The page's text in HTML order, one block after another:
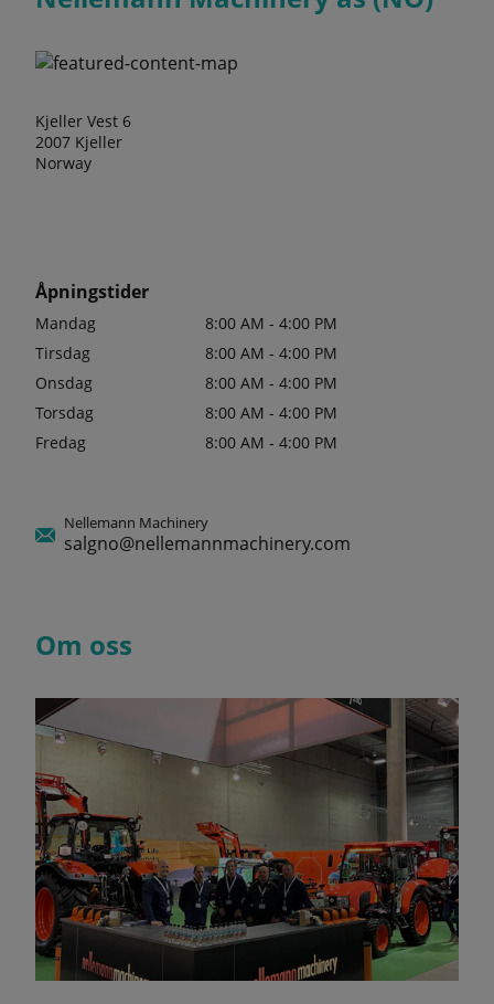
Kjeller Vest 6
2007 Kjeller
Norway
Åpningstider
Mandag
8:00 AM - 4:00 PM
Tirsdag
8:00 AM - 4:00 PM
Onsdag
8:00 AM - 4:00 PM
Torsdag
8:00 AM - 4:00 PM
Fredag
8:00 AM - 4:00 PM
Nellemann Machinery
salgno@nellemannmachinery.com
Om oss